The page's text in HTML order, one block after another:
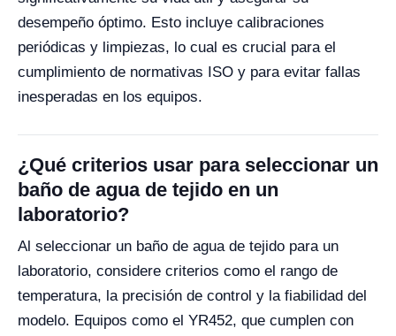
desempeño óptimo. Esto incluye calibraciones
periódicas y limpiezas, lo cual es crucial para el
cumplimiento de normativas ISO y para evitar fallas
inesperadas en los equipos.
¿Qué criterios usar para seleccionar un
baño de agua de tejido en un
laboratorio?
Al seleccionar un baño de agua de tejido para un
laboratorio, considere criterios como el rango de
temperatura, la precisión de control y la fiabilidad del
modelo. Equipos como el YR452, que cumplen con